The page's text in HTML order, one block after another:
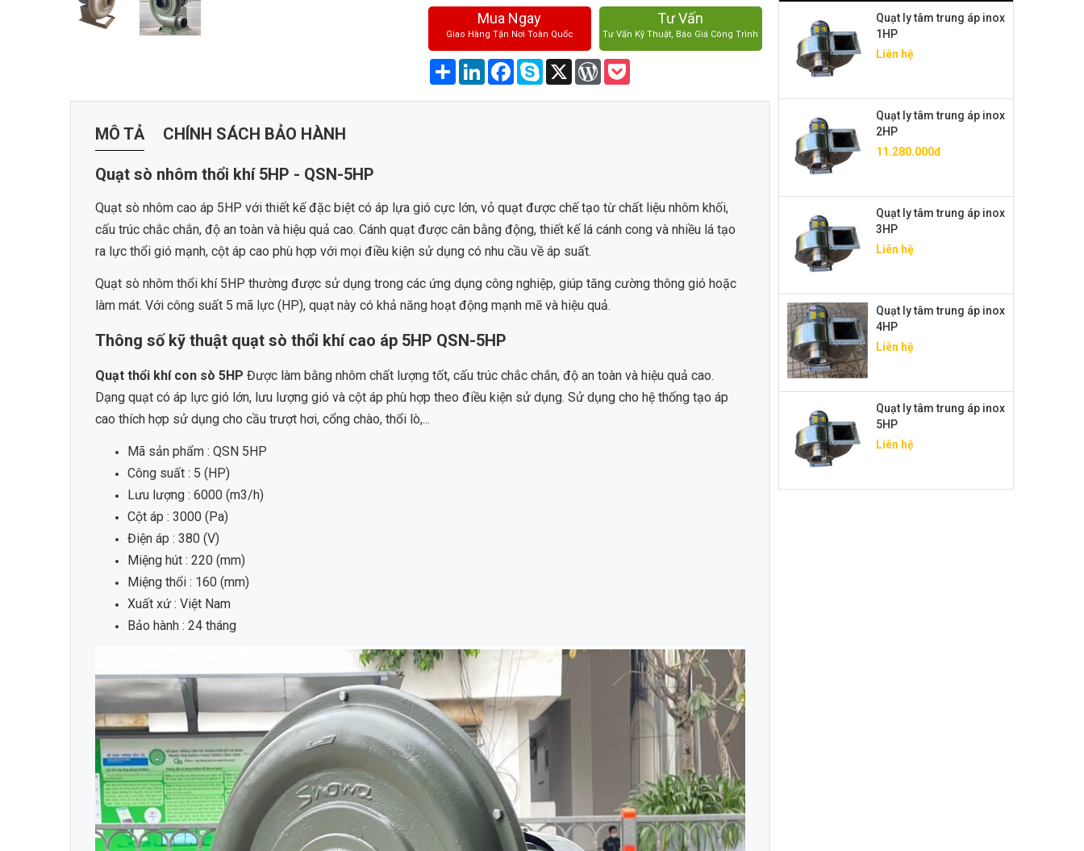
Mua Ngay
Giao Hàng Tận Nơi Toàn Quốc
Tư Vấn
Tư Vấn Kỹ Thuật, Báo Giá Công Trình
ShareLinkedInFacebook
SkypeX WordPress
Pocket
MÔ TẢ CHÍNH SÁCH BẢO HÀNH
Quạt sò nhôm thổi khí 5HP - QSN-5HP
Quạt sò nhôm cao áp 5HP với thiết kế đặc biệt có áp lựa gió cực lớn, vỏ quạt được chế tạo từ chất liệu nhôm khối,
cấu trúc chắc chắn, độ an toàn và hiệu quả cao. Cánh quạt được cân bằng động, thiết kế lá cánh cong và nhiều lá tạo
ra lực thổi gió mạnh, cột áp cao phù hợp với mọi điều kiện sử dụng có nhu cầu về áp suất.
Quạt sò nhôm thổi khí 5HP thường được sử dụng trong các ứng dụng công nghiệp, giúp tăng cường thông gió hoặc
làm mát. Với công suất 5 mã lực (HP), quạt này có khả năng hoạt động mạnh mẽ và hiệu quả.
Thông số kỹ thuật quạt sò thổi khí cao áp 5HP QSN-5HP
Quạt thổi khí con sò 5HP Được làm bằng nhôm chất lượng tốt, cấu trúc chắc chắn, độ an toàn và hiệu quả cao.
Dạng quạt có áp lực gió lớn, lưu lượng gió và cột áp phù hợp theo điều kiện sử dụng. Sử dụng cho hệ thống tạo áp
cao thích hợp sử dụng cho cầu trượt hơi, cổng chào, thổi lò,...
Mã sản phẩm : QSN 5HP
Công suất : 5 (HP)
Lưu lượng : 6000 (m3/h)
Cột áp : 3000 (Pa)
Điện áp : 380 (V)
Miệng hút : 220 (mm)
Miệng thổi : 160 (mm)
Xuất xứ : Việt Nam
Bảo hành : 24 tháng
Quạt ly tâm trung áp inox
1HP
Liên hệ
Quạt ly tâm trung áp inox
2HP
11.280.000đ
Quạt ly tâm trung áp inox
3HP
Liên hệ
Quạt ly tâm trung áp inox
4HP
Liên hệ
Quạt ly tâm trung áp inox
5HP
Liên hệ